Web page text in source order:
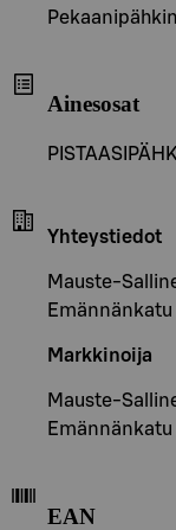
Ainesosat
Yhteystiedot
Mauste-
Markkinoija
Mauste-
EAN